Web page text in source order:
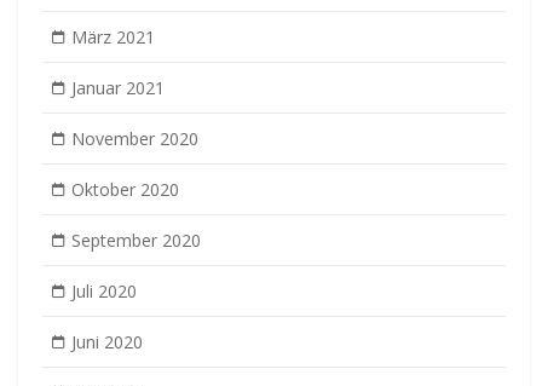
März 2021
Januar 2021
November 2020
Oktober 2020
September 2020
Juli 2020
Juni 2020